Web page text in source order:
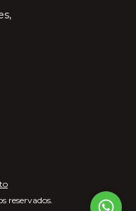
reservados.